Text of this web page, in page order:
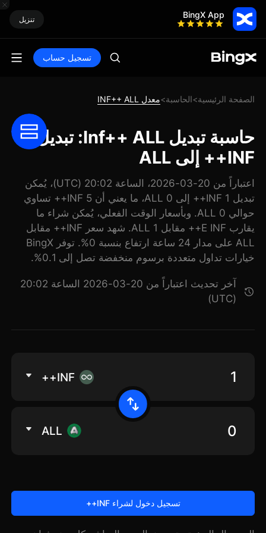
BingX App تنزيل
تسجيل حساب
الصفحة الرئيسية>الحاسبة>معدل INF++ ALL
حاسبة تبديل Inf++ ALL: تبديل
INF++ إلى ALL
اعتباراً من 20-03-2026، الساعة 20:02 (UTC)، يُمكن
تبديل 1 INF++ إلى 0 ALL، ما يعني أن 5 INF++ تساوي
حوالي 0 ALL. وبأسعار الوقت الفعلي، يُمكن شراء ما
يقارب E INF++ مقابل 1 ALL. شهد سعر INF++ مقابل
ALL على مدار 24 ساعة ارتفاع بنسبة 0%. توفر BingX
خيارات تداول متعددة برسوم منخفضة تصل إلى 0.1%.
آخر تحديث اعتباراً من 20-03-2026 الساعة 20:02
(UTC)
INF++
ALL
تسجيل دخول لشراء INF++